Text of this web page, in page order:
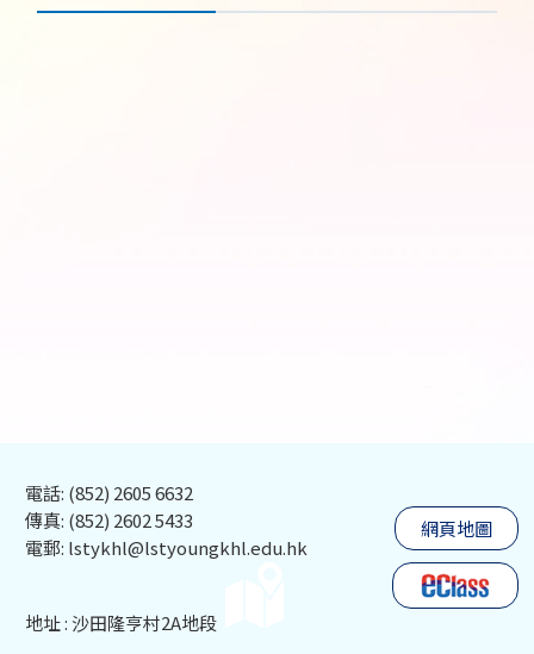
電話: (852) 2605 6632
傳真: (852) 2602 5433
電郵: lstykhl@lstyoungkhl.edu.hk
地址 : 沙田隆亨村2A地段
網頁地圖